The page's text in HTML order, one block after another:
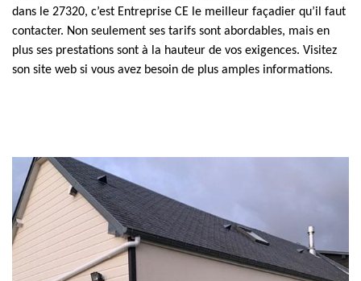
dans le 27320, c’est Entreprise CE le meilleur façadier qu’il faut
contacter. Non seulement ses tarifs sont abordables, mais en
plus ses prestations sont à la hauteur de vos exigences. Visitez
son site web si vous avez besoin de plus amples informations.